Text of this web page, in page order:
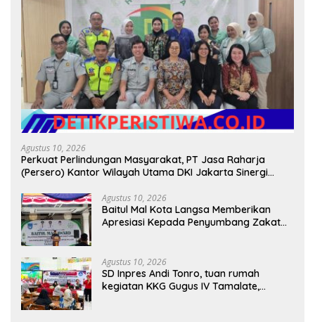
Agustus 10, 2026
Perkuat Perlindungan Masyarakat, PT Jasa Raharja
(Persero) Kantor Wilayah Utama DKI Jakarta Sinergi
Agustus 10, 2026
Baitul Mal Kota Langsa Memberikan
Apresiasi Kepada Penyumbang Zakat
Agustus 10, 2026
SD Inpres Andi Tonro, tuan rumah
kegiatan KKG Gugus IV Tamalate,